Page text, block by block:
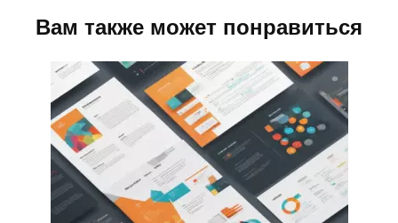
Вам также может понравиться